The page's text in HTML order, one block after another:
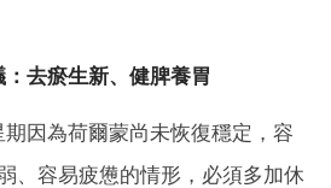
去瘀生新、健脾養胃
因為荷爾蒙尚未恢復穩定，容
、容易疲憊的情形，必須多加休